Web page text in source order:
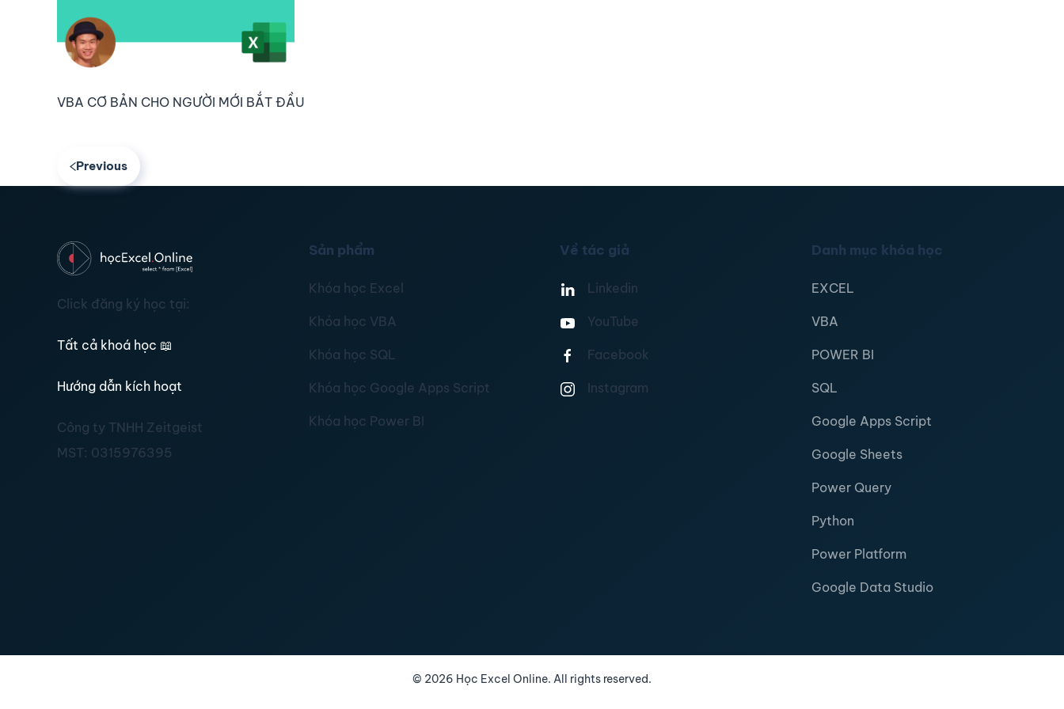
VBA CƠ BẢN CHO NGƯỜI MỚI BẮT ĐẦU
Previous
Click đăng ký học tại:
Tất cả khoá học 📖
Hướng dẫn kích hoạt
Công ty TNHH Zeitgeist
MST: 0315976395
Sản phẩm
Khóa học Excel
Khóa học VBA
Khóa học SQL
Khóa học Google Apps Script
Khóa học Power BI
Về tác giả
Linkedin
YouTube
Facebook
Instagram
Danh mục khóa học
EXCEL
VBA
POWER BI
SQL
Google Apps Script
Google Sheets
Power Query
Python
Power Platform
Google Data Studio
© 2026 Học Excel Online. All rights reserved.